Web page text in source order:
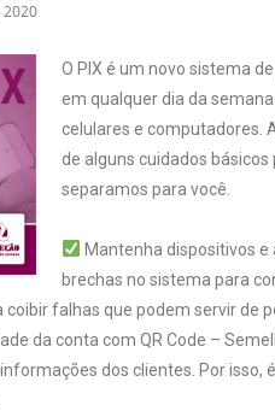
2020
O PIX é um novo sistema
em qualquer dia da
celulares e computadores.
de alguns cuidados
separamos para você.
Mantenha dispositivos
brechas no sistema para
falhas que podem servir de
da conta com QR Code –
dos clientes. Por isso,